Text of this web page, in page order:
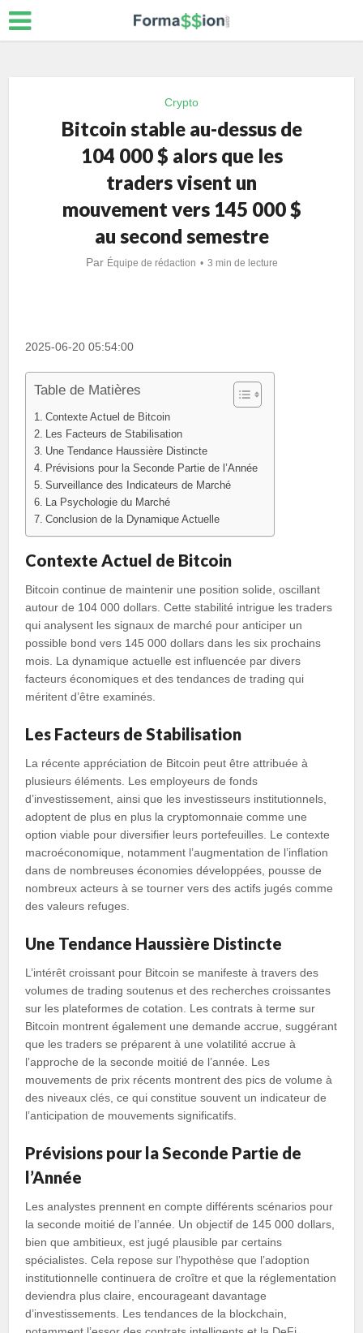
Crypto
Bitcoin stable au-dessus de
104 000 $ alors que les
traders visent un
mouvement vers 145 000 $
au second semestre
Par Équipe de rédaction 3 min de lecture
2025-06-20 05:54:00
Table de Matières
Contexte Actuel de Bitcoin
Les Facteurs de Stabilisation
Une Tendance Haussière Distincte
Prévisions pour la Seconde Partie de l’Année
Surveillance des Indicateurs de Marché
La Psychologie du Marché
Conclusion de la Dynamique Actuelle
Contexte Actuel de Bitcoin
Bitcoin continue de maintenir une position solide, oscillant
autour de 104 000 dollars. Cette stabilité intrigue les traders
qui analysent les signaux de marché pour anticiper un
possible bond vers 145 000 dollars dans les six prochains
mois. La dynamique actuelle est influencée par divers
facteurs économiques et des tendances de trading qui
méritent d’être examinés.
Les Facteurs de Stabilisation
La récente appréciation de Bitcoin peut être attribuée à
plusieurs éléments. Les employeurs de fonds
d’investissement, ainsi que les investisseurs institutionnels,
adoptent de plus en plus la cryptomonnaie comme une
option viable pour diversifier leurs portefeuilles. Le contexte
macroéconomique, notamment l’augmentation de l’inflation
dans de nombreuses économies développées, pousse de
nombreux acteurs à se tourner vers des actifs jugés comme
des valeurs refuges.
Une Tendance Haussière Distincte
L’intérêt croissant pour Bitcoin se manifeste à travers des
volumes de trading soutenus et des recherches croissantes
sur les plateformes de cotation. Les contrats à terme sur
Bitcoin montrent également une demande accrue, suggérant
que les traders se préparent à une volatilité accrue à
l’approche de la seconde moitié de l’année. Les
mouvements de prix récents montrent des pics de volume à
des niveaux clés, ce qui constitue souvent un indicateur de
l’anticipation de mouvements significatifs.
Prévisions pour la Seconde Partie de
l’Année
Les analystes prennent en compte différents scénarios pour
la seconde moitié de l’année. Un objectif de 145 000 dollars,
bien que ambitieux, est jugé plausible par certains
spécialistes. Cela repose sur l’hypothèse que l’adoption
institutionnelle continuera de croître et que la réglementation
deviendra plus claire, encourageant davantage
d’investissements. Les tendances de la blockchain,